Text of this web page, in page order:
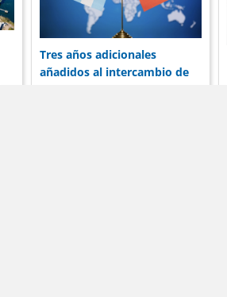
Tres años adicionales
añadidos al intercambio de